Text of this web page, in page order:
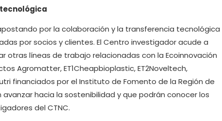
por la colaboración y la transferencia tecnológica
por socios y clientes. El Centro investigador acude a
otras líneas de trabajo relacionadas con la Ecoinnovación
Agromatter, ET1Cheapbioplastic, ET2Noveltech,
financiados por el Instituto de Fomento de la Región de
avanzar hacia la sostenibilidad y que podrán conocer los
del CTNC.